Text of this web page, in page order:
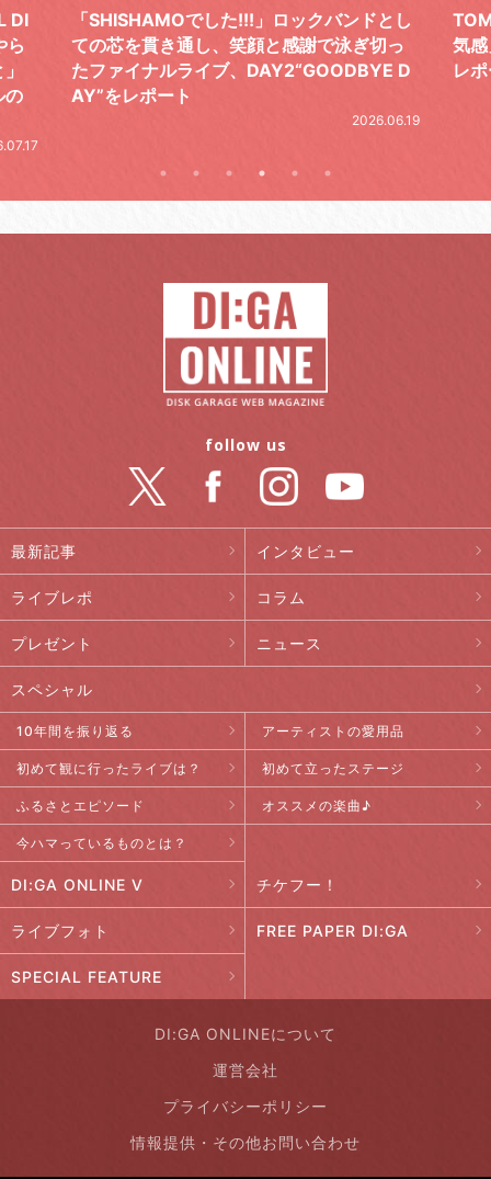
ンドとし
泳ぎ切っ
D
TOMOO、３台の鍵盤で「6月から7月の空
気感」を鮮やかに描いた、FC限定ライブを
レポート
最新記事 インタビュー
ライブレポ コラム
プレゼント ニュース
スペシャル
10年間を振り返る アーティストの愛用品
初めて観に行ったライブは？ 初めて立ったステージ
ふるさとエピソード オススメの楽曲♪
今ハマっているものとは？
DI:GA ONLINE V チケフー！
ライブフォト FREE PAPER DI:GA
SPECIAL FEATURE
follow us
DI:GA ONLINEについて
運営会社
プライバシーポリシー
情報提供・その他お問い合わせ